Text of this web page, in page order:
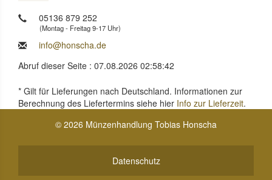
05136 879 252
(Montag - Freitag 9-17 Uhr)
info@honscha.de
Abruf dieser Seite : 07.08.2026 02:58:42
* Gilt für Lieferungen nach Deutschland. Informationen zur
Berechnung des Liefertermins siehe hier Info zur Lieferzeit.
© 2026 Münzenhandlung Tobias Honscha
Datenschutz